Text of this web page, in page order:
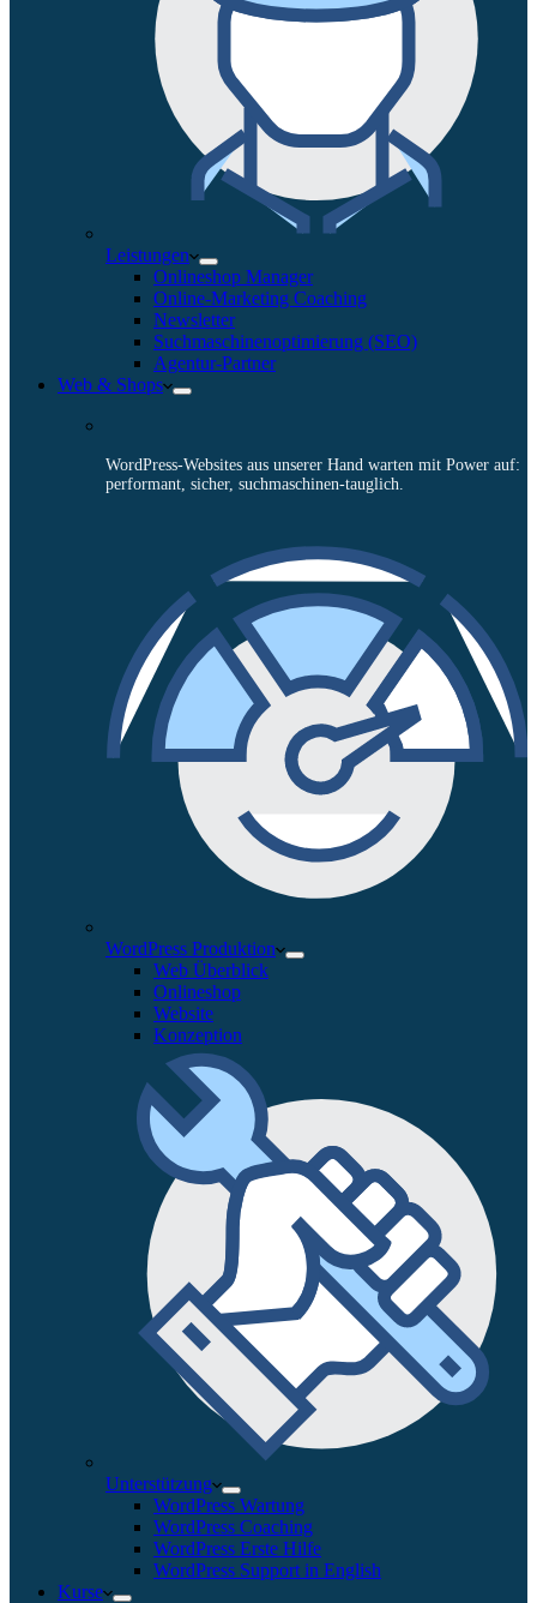
Leistungen
Onlineshop Manager
Online-Marketing Coaching
Newsletter
Suchmaschinenoptimierung (SEO)
Agentur-Partner
Web & Shops
WordPress-Websites aus unserer Hand warten mit Power auf:
performant, sicher, suchmaschinen-tauglich.
WordPress Produktion
Web Überblick
Onlineshop
Website
Konzeption
Unterstützung
WordPress Wartung
WordPress Coaching
WordPress Erste Hilfe
WordPress Support in English
Kurse